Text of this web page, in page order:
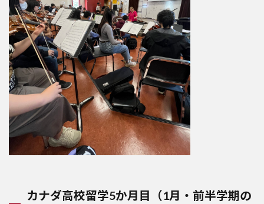
カナダ高校留学5か月目（1月・前半学期の